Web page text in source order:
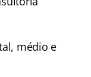
médio e